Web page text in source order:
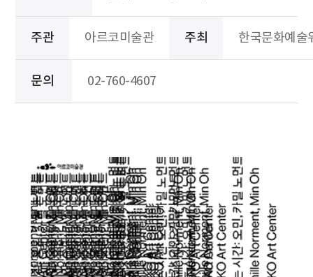
주관 아르코미술관 주최 한국문화예술
문의 02-760-4607